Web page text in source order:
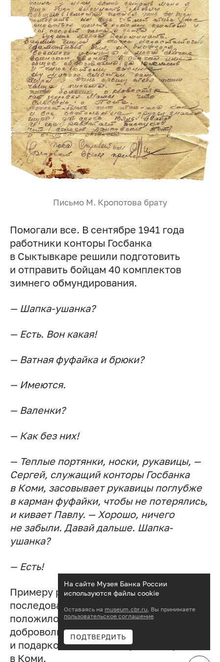
Письмо М. Кропотова брату
Помогали все. В сентябре 1941 года
работники конторы Госбанка
в Сыктывкаре решили подготовить
и отправить бойцам 40 комплектов
зимнего обмундирования.
— Шапка-ушанка?
— Есть. Вон какая!
— Ватная фуфайка и брюки?
— Имеются.
— Валенки?
— Как без них!
— Теплые портянки, носки, рукавицы, —
Сергей, служащий конторы Госбанка
в Коми, засовывает рукавицы поглубже
в карман фуфайки, чтобы не потерялись,
и кивает Павлу. — Хорошо, ничего
не забыли. Давай дальше. Шапка-
ушанка?
— Есть!
Примеру работников Госбанка
последовали и другие трудящиеся. Это
положило начало массовому
добровольному сбору теплых вещей
и подарков для солдат Красной Армии
в Коми.
На сайте Музея Банка России
используются файлы cookie
Оставаясь на museum.cbr.ru, Вы принимаете
пользовательское соглашение
ПОДТВЕРДИТЬ